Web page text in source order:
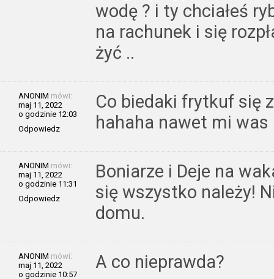
wodę ? i ty chciałeś
na rachunek i się
żyć ..
ANONIM mówi:
maj 11, 2022
o godzinie 12:03
Odpowiedz
Co biedaki frytkuf się
hahaha nawet mi was
ANONIM mówi:
maj 11, 2022
o godzinie 11:31
Odpowiedz
Boniarze i Deje na
się wszystko należy!
domu.
ANONIM mówi:
maj 11, 2022
o godzinie 10:57
A co nieprawda?